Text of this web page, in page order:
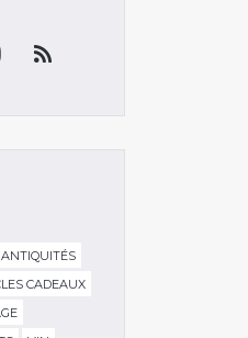
ANTIQUITÉS
CADEAUX